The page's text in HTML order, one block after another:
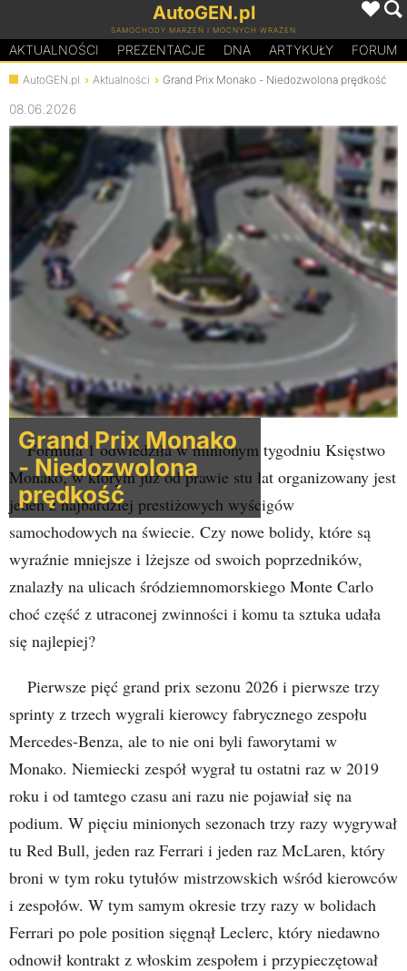
AutoGEN.pl
SAMOCHODY MARZEŃ I MOCNYCH WRAŻEŃ
AKTUALNOŚCI PREZENTACJE DNA ARTYKUŁY FORUM
AutoGEN.pl Aktualności Grand Prix Monako - Niedozwolona prędkość
08.06.2026
Grand Prix Monako
- Niedozwolona
prędkość
Formuła 1 odwiedziła w minionym tygodniu Księstwo
Monako, w którym już od prawie stu lat organizowany jest
jeden z najbardziej prestiżowych wyścigów
samochodowych na świecie. Czy nowe bolidy, które są
wyraźnie mniejsze i lżejsze od swoich poprzedników,
znalazły na ulicach śródziemnomorskiego Monte Carlo
choć część z utraconej zwinności i komu ta sztuka udała
się najlepiej?
Pierwsze pięć grand prix sezonu 2026 i pierwsze trzy
sprinty z trzech wygrali kierowcy fabrycznego zespołu
Mercedes-Benza, ale to nie oni byli faworytami w
Monako. Niemiecki zespół wygrał tu ostatni raz w 2019
roku i od tamtego czasu ani razu nie pojawiał się na
podium. W pięciu minionych sezonach trzy razy wygrywał
tu Red Bull, jeden raz Ferrari i jeden raz McLaren, który
broni w tym roku tytułów mistrzowskich wśród kierowców
i zespołów. W tym samym okresie trzy razy w bolidach
Ferrari po pole position sięgnął Leclerc, który niedawno
odnowił kontrakt z włoskim zespołem i przypieczętował